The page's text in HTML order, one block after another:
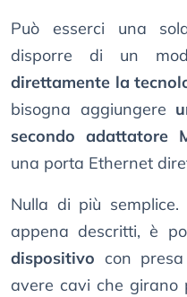
Può esserci una
disporre di un
direttamente la
bisogna aggiungere
secondo adattatore
una porta Ethernet
Nulla di più
appena descritti, è
dispositivo con
avere cavi che girano